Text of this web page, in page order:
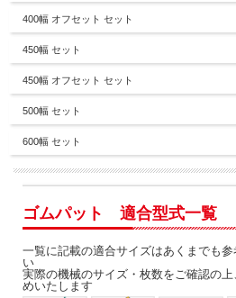
400幅 オフセット セット
450幅 セット
450幅 オフセット セット
500幅 セット
600幅 セット
ゴムパット 適合型式一覧
一覧に記載の適合サイズはあくまでも
い
実際の機械のサイズ・枚数をご確認の
めいたします